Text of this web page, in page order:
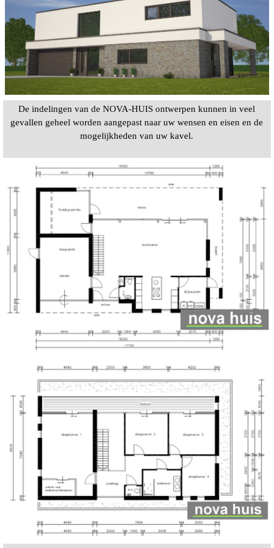
De indelingen van de NOVA-HUIS ontwerpen kunnen in veel
gevallen geheel worden aangepast naar uw wensen en eisen en de
mogelijkheden van uw kavel.